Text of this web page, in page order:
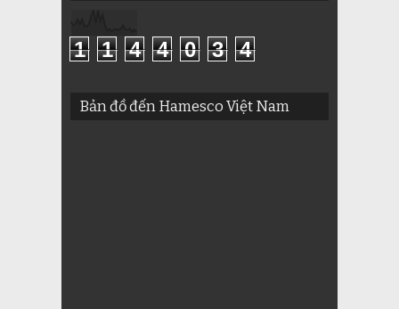
1 1 4 4 0 3 4
Bản đồ đến Hamesco Việt Nam